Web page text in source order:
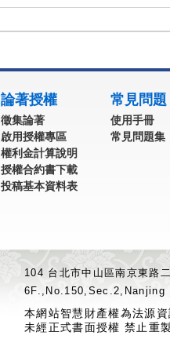
論著授權
徵集論著
啟用授權專區
權利金計算說明
授權合約書下載
投稿基本資料表
常見問題
使用手冊
常見問題集
104 台北市中山區南京東路
本網站智慧財產權為法源
未經正式書面授權 禁止重